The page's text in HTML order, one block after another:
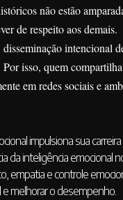
não estão
de respeito aos demais.
intencional
isso, quem
em redes sociais e
impulsiona sua
da inteligência emocional
empatia e controle
e melhorar o desempenho.